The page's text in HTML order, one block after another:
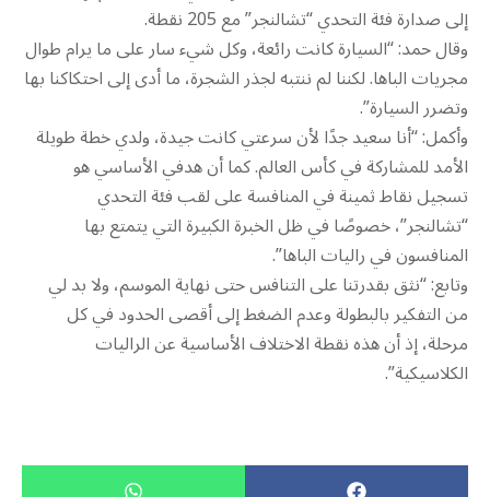
إلى صدارة فئة التحدي “تشالنجر” مع 205 نقطة.
وقال حمد: “السيارة كانت رائعة، وكل شيء سار على ما يرام طوال
مجريات الباها. لكننا لم ننتبه لجذر الشجرة، ما أدى إلى احتكاكنا بها
وتضرر السيارة”.
وأكمل: “أنا سعيد جدًا لأن سرعتي كانت جيدة، ولدي خطة طويلة
الأمد للمشاركة في كأس العالم. كما أن هدفي الأساسي هو
تسجيل نقاط ثمينة في المنافسة على لقب فئة التحدي
“تشالنجر”، خصوصًا في ظل الخبرة الكبيرة التي يتمتع بها
المنافسون في راليات الباها”.
وتابع: “نثق بقدرتنا على التنافس حتى نهاية الموسم، ولا بد لي
من التفكير بالبطولة وعدم الضغط إلى أقصى الحدود في كل
مرحلة، إذ أن هذه نقطة الاختلاف الأساسية عن الراليات
الكلاسيكية”.